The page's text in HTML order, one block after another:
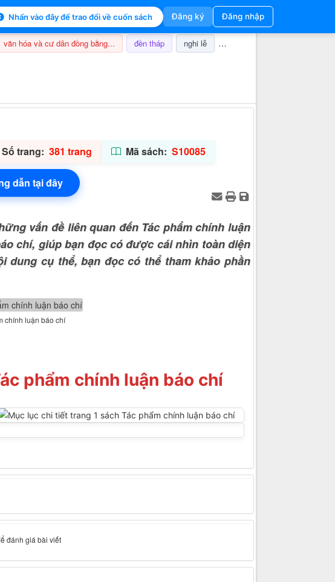
Nhấn vào đây để trao đổi về cuốn sách Đăng ký Đăng nhập
văn hóa và cư dân đồng bằng... đền tháp nghi lễ champa
Số trang: 381 trang Mã sách: S10085
dẫn tại đây
vấn đề liên quan đến Tác phẩm chính luận
chí, giúp bạn đọc có được cái nhìn toàn diện
dung cụ thể, bạn đọc có thể tham khảo phần
chính luận báo chí
phẩm chính luận báo chí
đánh giá bài viết